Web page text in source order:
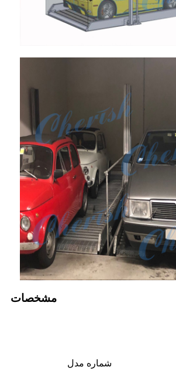
مشخصات
شماره مدل